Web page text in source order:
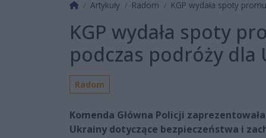
Strona główna
Artykuły Radom KGP wydała spoty
KGP wydała spoty
podczas podróży dla
Radom
Komenda Główna Policji
Ukrainy dotyczące bezpieczeństwa i